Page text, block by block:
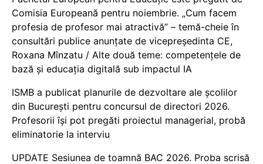
Comisia Europeană pentru noiembrie. „Cum facem
profesia de profesor mai atractivă” – temă-cheie în
consultări publice anunțate de vicepreședinta CE,
Roxana Mînzatu / Alte două teme: competențele de
bază și educația digitală sub impactul IA
ISMB a publicat planurile de dezvoltare ale școlilor
din București pentru concursul de directori 2026.
Profesorii își pot pregăti proiectul managerial, probă
eliminatorie la interviu
UPDATE Sesiunea de toamnă BAC 2026. Proba scrisă